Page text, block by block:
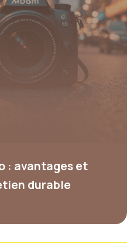
: avantages et
durable